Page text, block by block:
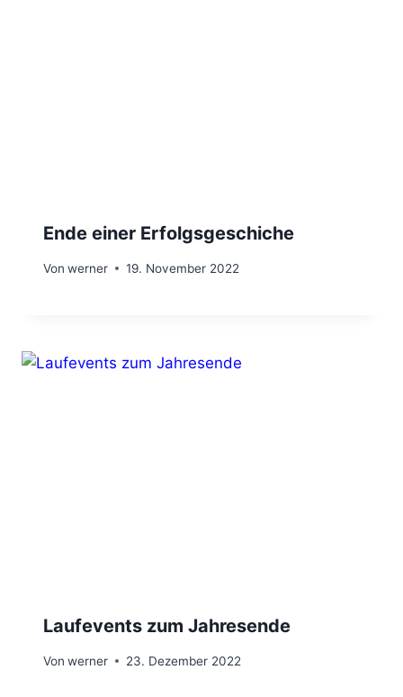
Ende einer Erfolgsgeschiche
Von werner 19. November 2022
Laufevents zum Jahresende
Von werner 23. Dezember 2022